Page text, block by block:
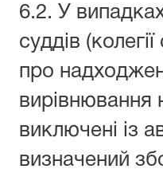
6.2. У
суддів
про
вирівнювання
виключені із
визначений